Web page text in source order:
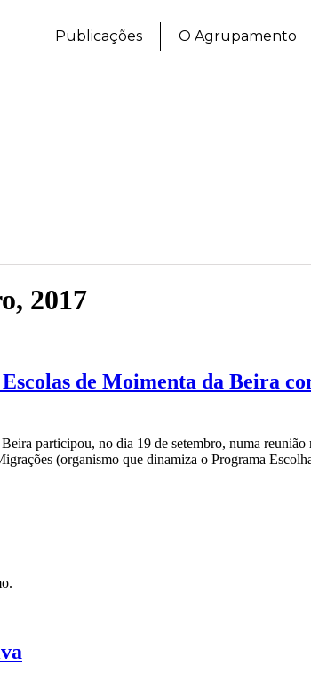
Publicações O Agrupamento
2017
de Moimenta da Beira
participou, no dia 19 de setembro, numa reunião
(organismo que dinamiza o Programa